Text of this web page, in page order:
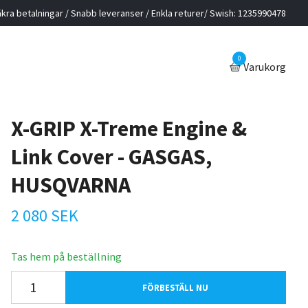
betalningar / Snabb leveranser / Enkla returer/ Swish: 1235990478
0
Varukorg
X-GRIP X-Treme Engine &
Link Cover - GASGAS,
HUSQVARNA
2 080 SEK
Tas hem på beställning
FÖRBESTÄLL NU